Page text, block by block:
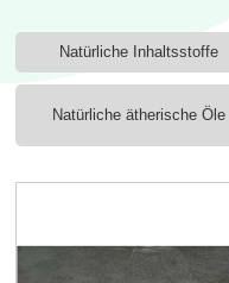
Natürliche Inhaltsstoffe
Natürliche ätherische Öle